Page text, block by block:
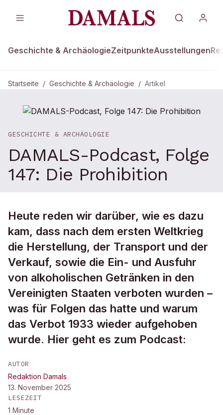
Geschichte & ArchäologieZeitpunkteAusstellungen
Startseite / Geschichte & Archäologie / Artikel
GESCHICHTE & ARCHÄOLOGIE
DAMALS-Podcast, Folge
147: Die Prohibition
Heute reden wir darüber, wie es dazu
kam, dass nach dem ersten Weltkrieg
die Herstellung, der Transport und der
Verkauf, sowie die Ein- und Ausfuhr
von alkoholischen Getränken in den
Vereinigten Staaten verboten wurden –
was für Folgen das hatte und warum
das Verbot 1933 wieder aufgehoben
wurde. Hier geht es zum Podcast:
AUTOR
Redaktion Damals
13. November 2025
LESEZEIT
1 Minute